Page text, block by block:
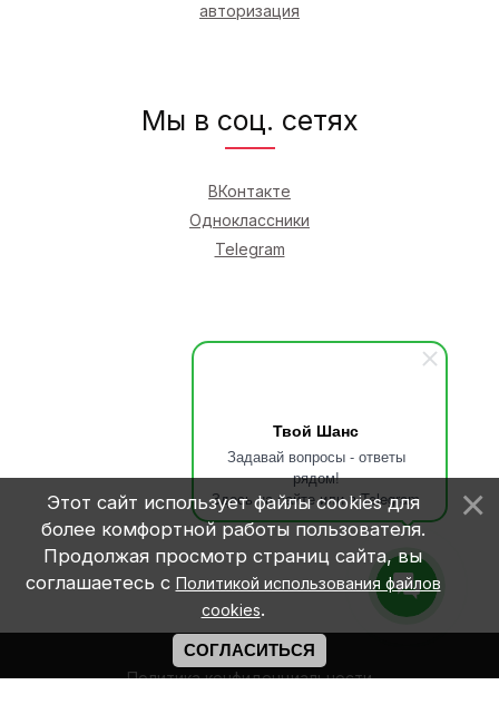
Твой Шанс
Задавай вопросы - ответы
рядом!
Здесь на сайте или в Telegram
авторизация
Мы в соц. сетях
ВКонтакте
Одноклассники
Telegram
Политика конфиденциальности
Этот сайт использует файлы cookies для
более комфортной работы пользователя.
Продолжая просмотр страниц сайта, вы
соглашаетесь с Политикой использования файлов
cookies.
СОГЛАСИТЬСЯ